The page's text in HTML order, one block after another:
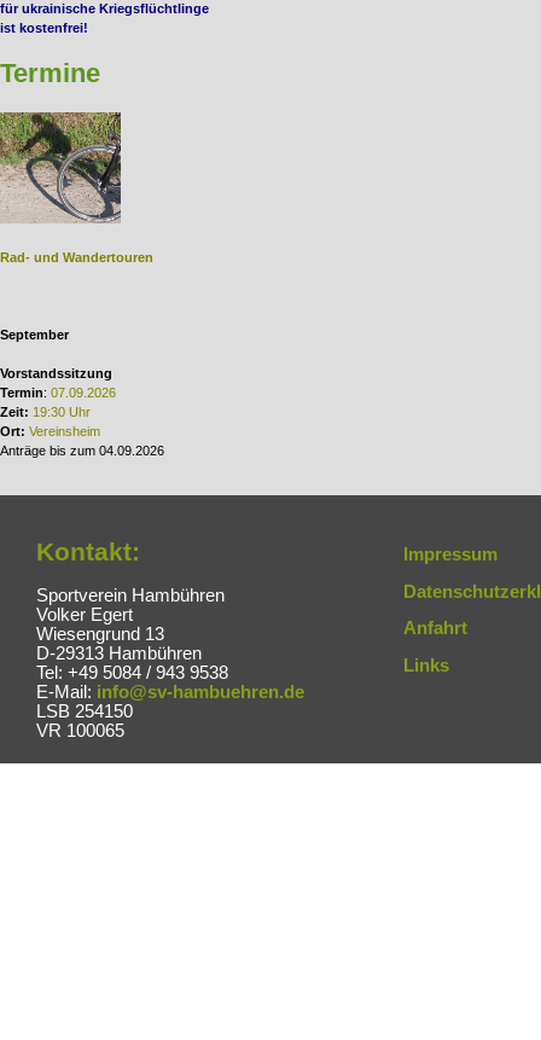
für ukrainische Kriegsflüchtlinge
ist kostenfrei!
Termine
Rad- und Wandertouren
September
Vorstandssitzung
Termin: 07.09.2026
Zeit: 19:30 Uhr
Ort: Vereinsheim
Anträge bis zum 04.09.2026
Kontakt:
Sportverein Hambühren
Volker Egert
Wiesengrund 13
D-29313 Hambühren
Tel: +49 5084 / 943 9538
E-Mail: info@sv-hambuehren.de
LSB 254150
VR 100065
Impressum
Anfahrt
Links